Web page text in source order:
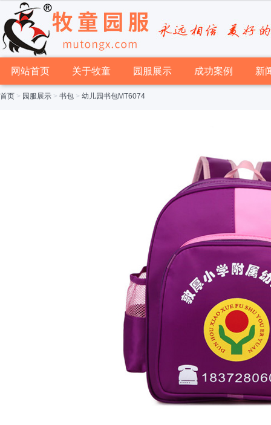
网站首页 关于牧童 园服展示 成功案例 新
首页 > 园服展示 > 书包 > 幼儿园书包MT6074